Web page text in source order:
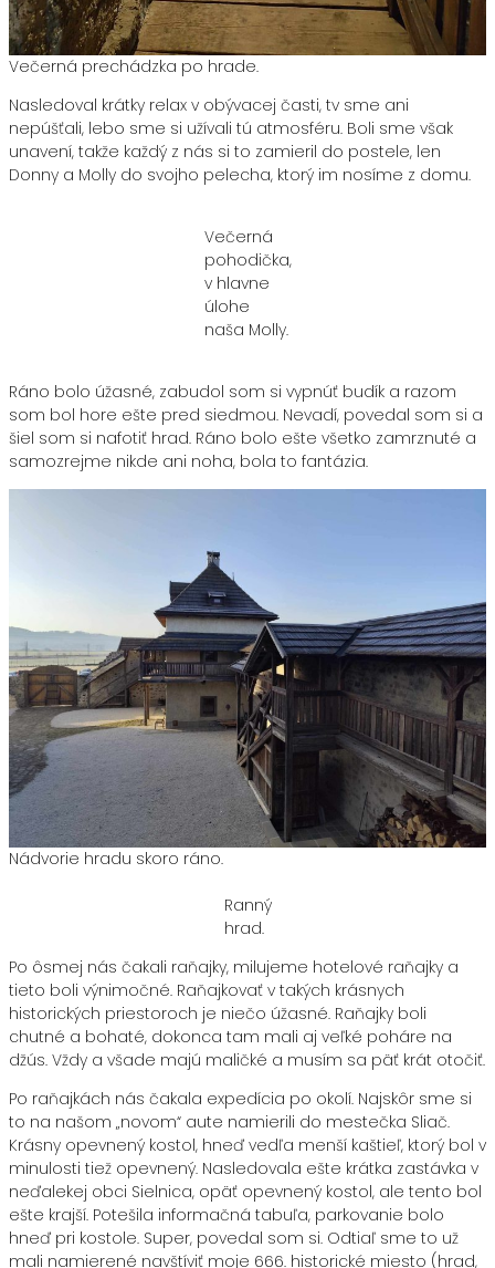
Večerná prechádzka po hrade.
Nasledoval krátky relax v obývacej časti, tv sme ani
nepúšťali, lebo sme si užívali tú atmosféru. Boli sme však
unavení, takže každý z nás si to zamieril do postele, len
Donny a Molly do svojho pelecha, ktorý im nosíme z domu.
Večerná
pohodička,
v hlavne
úlohe
naša Molly.
Ráno bolo úžasné, zabudol som si vypnúť budík a razom
som bol hore ešte pred siedmou. Nevadí, povedal som si a
šiel som si nafotiť hrad. Ráno bolo ešte všetko zamrznuté a
samozrejme nikde ani noha, bola to fantázia.
Nádvorie hradu skoro ráno.
Ranný
hrad.
Po ôsmej nás čakali raňajky, milujeme hotelové raňajky a
tieto boli výnimočné. Raňajkovať v takých krásnych
historických priestoroch je niečo úžasné. Raňajky boli
chutné a bohaté, dokonca tam mali aj veľké poháre na
džús. Vždy a všade majú maličké a musím sa päť krát otočiť.
Po raňajkách nás čakala expedícia po okolí. Najskôr sme si
to na našom „novom“ aute namierili do mestečka Sliač.
Krásny opevnený kostol, hneď vedľa menší kaštieľ, ktorý bol v
minulosti tiež opevnený. Nasledovala ešte krátka zastávka v
neďalekej obci Sielnica, opäť opevnený kostol, ale tento bol
ešte krajší. Potešila informačná tabuľa, parkovanie bolo
hneď pri kostole. Super, povedal som si. Odtiaľ sme to už
mali namierené navštíviť moje 666. historické miesto (hrad,